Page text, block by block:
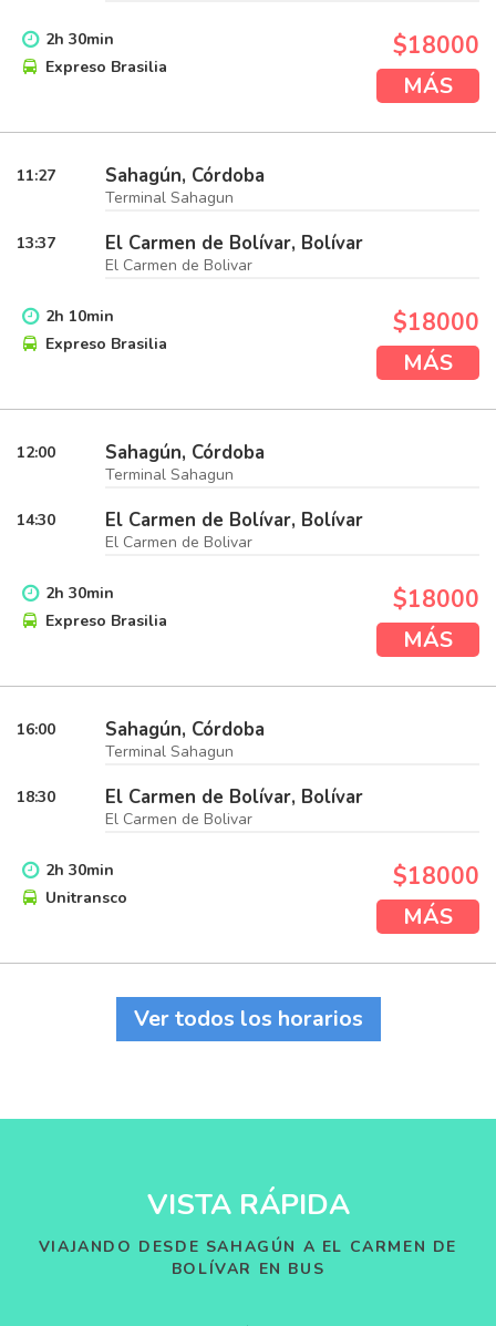
2h 30min
Expreso Brasilia
$18000
MÁS
11:27 Sahagún, Córdoba
Terminal Sahagun
13:37 El Carmen de Bolívar, Bolívar
El Carmen de Bolivar
2h 10min
Expreso Brasilia
$18000
MÁS
12:00 Sahagún, Córdoba
Terminal Sahagun
14:30 El Carmen de Bolívar, Bolívar
El Carmen de Bolivar
2h 30min
Expreso Brasilia
$18000
MÁS
16:00 Sahagún, Córdoba
Terminal Sahagun
18:30 El Carmen de Bolívar, Bolívar
El Carmen de Bolivar
2h 30min
Unitransco
$18000
MÁS
Ver todos los horarios
VISTA RÁPIDA
VIAJANDO DESDE SAHAGÚN A EL CARMEN DE
BOLÍVAR EN BUS